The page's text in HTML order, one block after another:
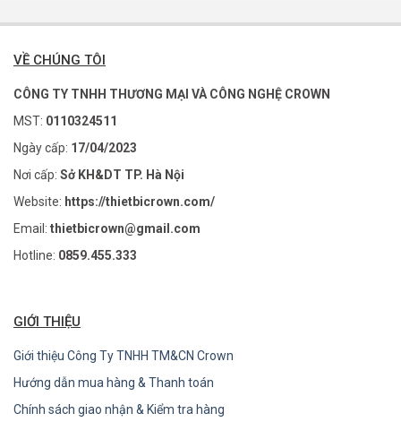
VỀ CHÚNG TÔI
CÔNG TY TNHH THƯƠNG MẠI VÀ CÔNG NGHỆ CROWN
MST: 0110324511
Ngày cấp: 17/04/2023
Nơi cấp: Sở KH&DT TP. Hà Nội
Website: https://thietbicrown.com/
Email: thietbicrown@gmail.com
Hotline: 0859.455.333
GIỚI THIỆU
Giới thiệu Công Ty TNHH TM&CN Crown
Hướng dẫn mua hàng & Thanh toán
Chính sách giao nhận & Kiểm tra hàng